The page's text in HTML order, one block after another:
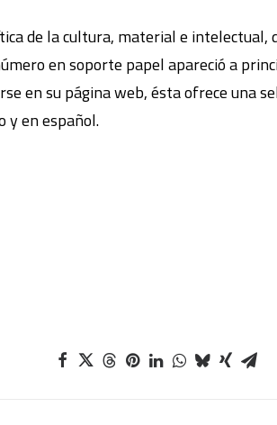
de la cultura, material e intelectual,
en soporte papel apareció a
en su página web, ésta ofrece una
y en español.